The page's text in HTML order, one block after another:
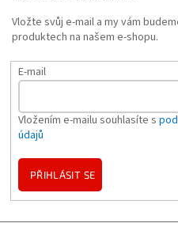
Vložte svůj e-mail a my vám
produktech na našem e-shopu.
E-mail
Vložením e-mailu souhlasíte s
údajů
PŘIHLÁSIT SE